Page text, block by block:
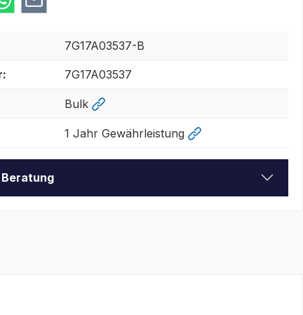
7G17A03537-B
7G17A03537
Bulk
1 Jahr Gewährleistung